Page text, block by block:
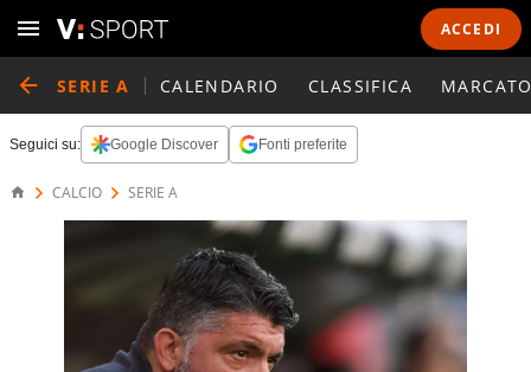
ACCEDI
SERIE A CALENDARIO CLASSIFICA
Seguici su: Google Discover Fonti preferite
CALCIO SERIE A